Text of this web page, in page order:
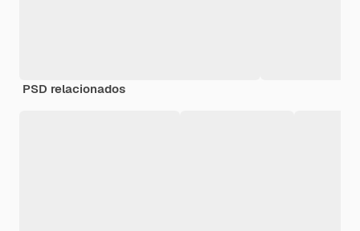
PSD relacionados